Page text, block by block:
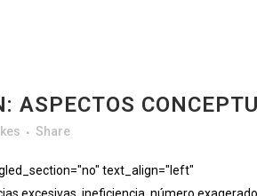
ASPECTOS
Share
text_align="left"